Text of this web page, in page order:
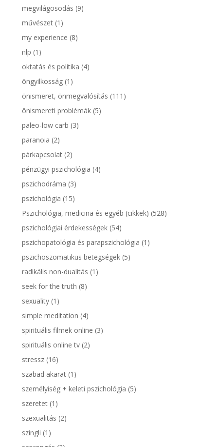
megvilágosodás (9)
művészet(1)
my experience (8)
nlp (1)
oktatás és politika (4)
öngyilkosság(1)
önismeret, önmegvalósítás (111)
önismereti problémák(5)
paleo-low carb (3)
paranoia (2)
párkapcsolat(2)
pénzügyi pszichológia (4)
pszichodráma (3)
pszichológia (15)
Pszichológia, medicina és egyéb (cikkek) (528)
pszichológiai érdekességek(54)
pszichopatológia és parapszichológia (1)
pszichoszomatikus betegségek(5)
radikális non-dualitás (1)
seek for the truth (8)
sexuality(1)
simple meditation (4)
spirituális filmek online (3)
spirituális online tv(2)
stressz(16)
szabad akarat(1)
személyiség + keleti pszichológia (5)
szeretet(1)
szexualitás (2)
szingli (1)